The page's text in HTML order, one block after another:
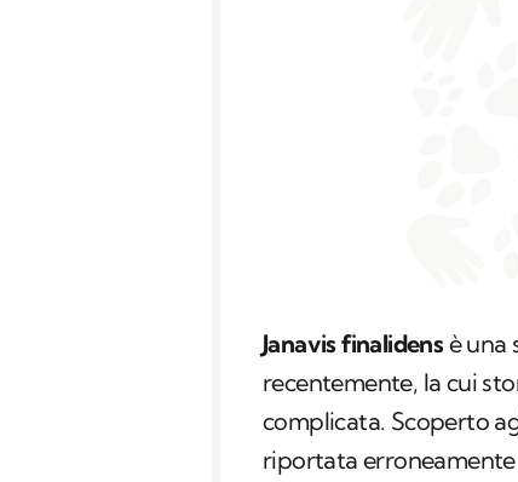
Janavis finalidensè una
recentemente, la cui
complicata. Scoperto
riportata